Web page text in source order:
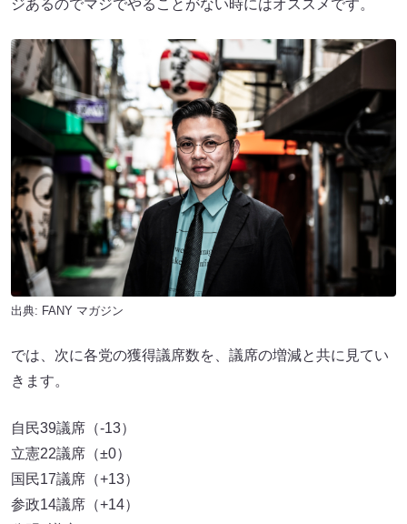
ジあるのでマジでやることがない時にはオススメです。
出典: FANY マガジン
では、次に各党の獲得議席数を、議席の増減と共に見てい
きます。
自民39議席（-13）
立憲22議席（±0）
国民17議席（+13）
参政14議席（+14）